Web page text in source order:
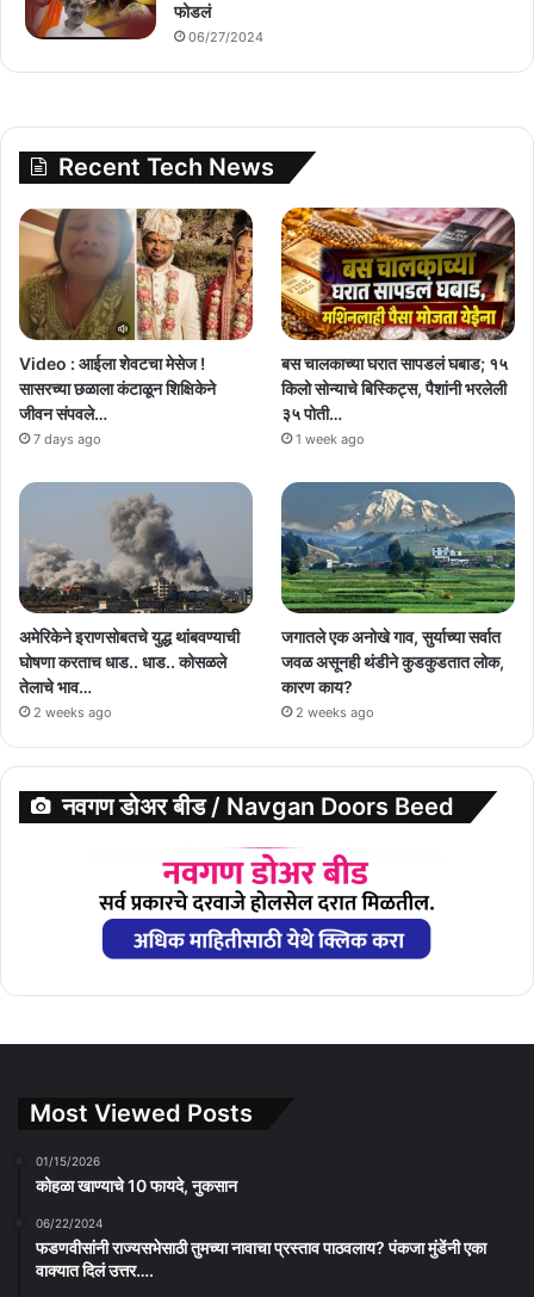
फोडलं
06/27/2024
Recent Tech News
Video : आईला शेवटचा मेसेज !
सासरच्या छळाला कंटाळून शिक्षिकेने
जीवन संपवले…
7 days ago
बस चालकाच्या घरात सापडलं घबाड; १५
किलो सोन्याचे बिस्किट्स, पैशांनी भरलेली
३५ पोती…
1 week ago
अमेरिकेने इराणसोबतचे युद्ध थांबवण्याची
घोषणा करताच धाड.. धाड.. कोसळले
तेलाचे भाव…
2 weeks ago
जगातले एक अनोखे गाव, सुर्याच्या सर्वात
जवळ असूनही थंडीने कुडकुडतात लोक,
कारण काय?
2 weeks ago
नवगण डोअर बीड / Navgan Doors Beed
Most Viewed Posts
01/15/2026
कोहळा खाण्याचे 10 फायदे, नुकसान
06/22/2024
फडणवीसांनी राज्यसभेसाठी तुमच्या नावाचा प्रस्ताव पाठवलाय? पंकजा मुंडेंनी एका
वाक्यात दिलं उत्तर….